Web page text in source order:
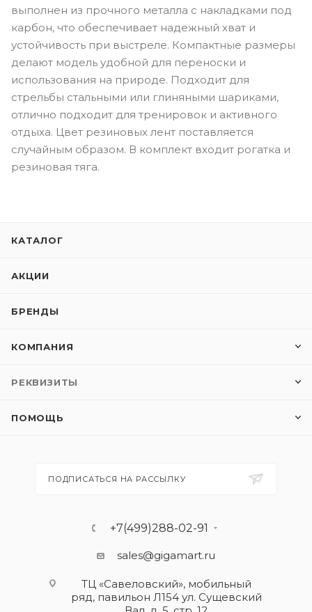
выполнен из прочного металла с накладками под
карбон, что обеспечивает надежный хват и
устойчивость при выстреле. Компактные размеры
делают модель удобной для переноски и
использования на природе. Подходит для
стрельбы стальными или глиняными шариками,
отлично подходит для тренировок и активного
отдыха. Цвет резиновых лент поставляется
случайным образом. В комплект входит рогатка и
резиновая тяга.
КАТАЛОГ
АКЦИИ
БРЕНДЫ
КОМПАНИЯ
РЕКВИЗИТЫ
ПОМОЩЬ
ПОДПИСАТЬСЯ НА РАССЫЛКУ
+7(499)288-02-91
sales@gigamart.ru
ТЦ «Савеловский», мобильный
ряд, павильон Л154 ул. Сущевский